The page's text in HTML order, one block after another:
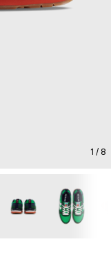
1 / 8